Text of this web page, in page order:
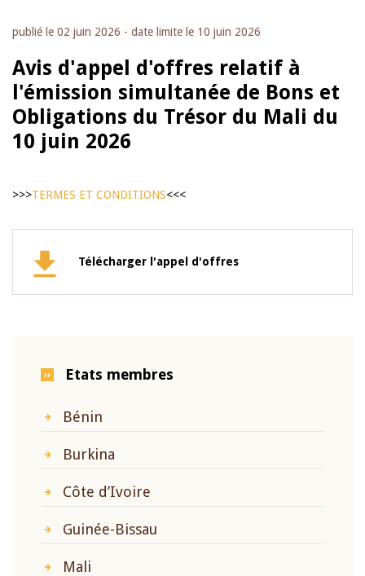
publié le 02 juin 2026 - date limite le 10 juin 2026
Avis d'appel d'offres relatif à
l'émission simultanée de Bons et
Obligations du Trésor du Mali du
10 juin 2026
>>>TERMES ET CONDITIONS<<<
Télécharger l'appel d'offres
Etats membres
Bénin
Burkina
Côte d’Ivoire
Guinée-Bissau
Mali